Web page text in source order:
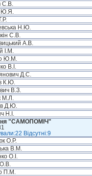
С.В.
Ю.Я.
Н.Ю.
С.В.
А.В.
І.М.
Ю.М.
В.І.
Д.С.
К.Ю.
В.З.
М.Л.
Д.Ю.
Н.І.
"САМОПОМІЧ"
Відсутні:9
О.Р.
В.М.
О.І.
П.М.